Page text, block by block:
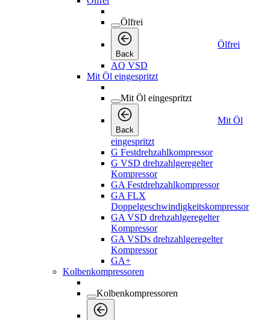
Ölfrei
Back
Ölfrei
AQ VSD
Mit Öl eingespritzt
Mit Öl eingespritzt
Back
Mit Öl
eingespritzt
G Festdrehzahlkompressor
G VSD drehzahlgeregelter
Kompressor
GA Festdrehzahlkompressor
GA FLX
Doppelgeschwindigkeitskompressor
GA VSD drehzahlgeregelter
Kompressor
GA VSDs drehzahlgeregelter
Kompressor
GA+
Kolbenkompressoren
Kolbenkompressoren